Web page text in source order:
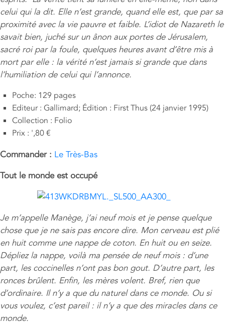
celui qui la dit. Elle n’est grande, quand elle est, que par sa
proximité avec la vie pauvre et faible. L’idiot de Nazareth le
savait bien, juché sur un ânon aux portes de Jérusalem,
sacré roi par la foule, quelques heures avant d’être mis à
mort par elle : la vérité n’est jamais si grande que dans
l’humiliation de celui qui l’annonce.
Poche: 129 pages
Editeur : Gallimard; Édition : First Thus (24 janvier 1995)
Collection : Folio
Prix : ',80 €
Commander : Le Très-Bas
Tout le monde est occupé
Je m’appelle Manège, j’ai neuf mois et je pense quelque
chose que je ne sais pas encore dire. Mon cerveau est plié
en huit comme une nappe de coton. En huit ou en seize.
Dépliez la nappe, voilà ma pensée de neuf mois : d’une
part, les coccinelles n’ont pas bon gout. D’autre part, les
ronces brûlent. Enfin, les mères volent. Bref, rien que
d’ordinaire. Il n’y a que du naturel dans ce monde. Ou si
vous voulez, c’est pareil : il n’y a que des miracles dans ce
monde.